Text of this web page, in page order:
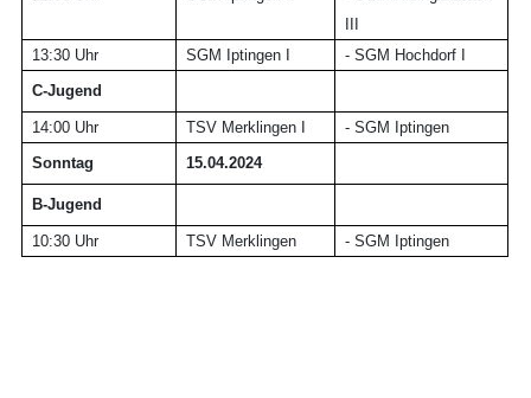
13:30 Uhr
SGM Iptingen I
- SGM Hochdorf I
C-Jugend
14:00 Uhr TSV Merklingen I
- SGM Iptingen
Sonntag
15.04.2024
B-Jugend
10:30 Uhr TSV Merklingen - SGM Iptingen